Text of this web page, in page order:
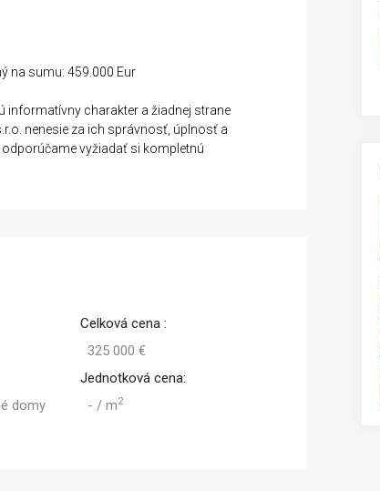
na sumu: 459.000 Eur
informatívny charakter a žiadnej strane
nenesie za ich správnosť, úplnosť a
vyžiadať si kompletnú
domy
Celková cena :
325 000 €
Jednotková cena:
- / m2